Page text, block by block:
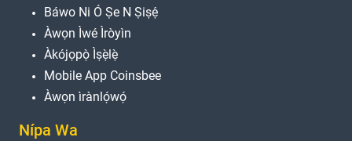
Báwo Ni Ó Ṣe N Ṣiṣẹ́
Àwọn Ìwé Ìròyìn
Àkójọpọ̀ Ìṣẹ̀lẹ̀
Mobile App Coinsbee
Àwọn ìrànlọ́wọ́
Nípa Wa